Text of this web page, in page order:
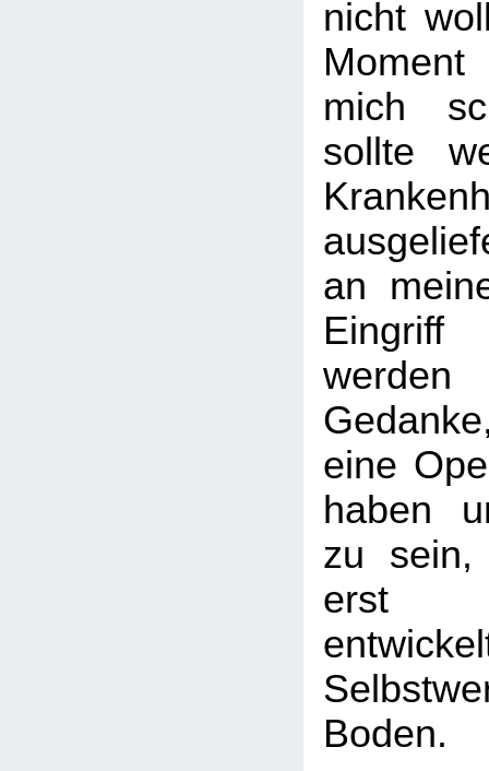
nicht
mich
sollte
an
eine
haben
zu sein,
erst
Boden.